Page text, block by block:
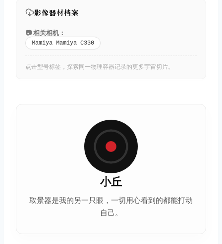
影像器材档案
📷 相关相机：
Mamiya Mamiya C330
点击型号标签，探索同一物理容器记录的更多宇宙切片。
小丘
取景器是我的另一只眼，一切用心看到的都能打动
自己。